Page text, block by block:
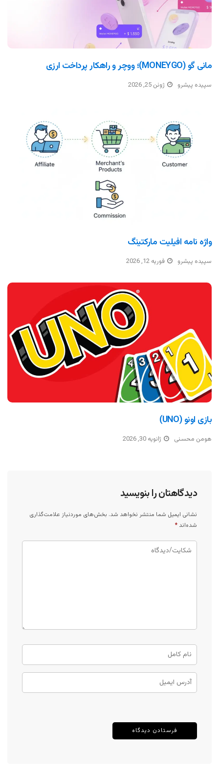
مانی گو (MONEYGO)؛ ووچر و راهکار پرداخت ارزی
سپیده پیشرو ژوئن 25, 2026
واژه نامه افیلیت مارکتینگ
سپیده پیشرو فوریه 12, 2026
بازی اونو (UNO)
هومن محسنی ژانویه 30, 2026
دیدگاهتان را بنویسید
نشانی ایمیل شما منتشر نخواهد شد. بخش‌های موردنیاز علامت‌گذاری
شده‌اند *